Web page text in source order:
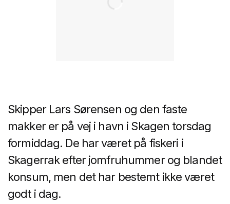
Skipper Lars Sørensen og den faste
makker er på vej i havn i Skagen torsdag
formiddag. De har været på fiskeri i
Skagerrak efter jomfruhummer og blandet
konsum, men det har bestemt ikke været
godt i dag.